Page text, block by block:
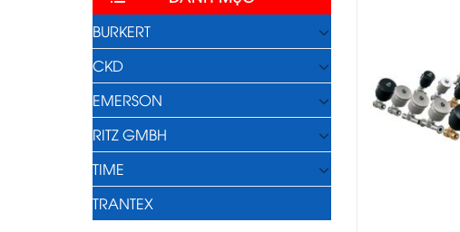
BURKERT
CKD
EMERSON
RITZ GMBH
TIME
TRANTEX